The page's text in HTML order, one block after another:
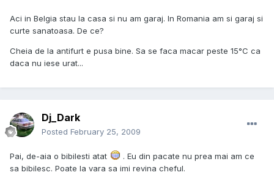
Aci in Belgia stau la casa si nu am garaj. In Romania am si garaj si
curte sanatoasa. De ce?
Cheia de la antifurt e pusa bine. Sa se faca macar peste 15°C ca
daca nu iese urat...
Dj_Dark
Posted February 25, 2009
Pai, de-aia o bibilesti atat
. Eu din pacate nu prea mai am ce
sa bibilesc. Poate la vara sa imi revina cheful.